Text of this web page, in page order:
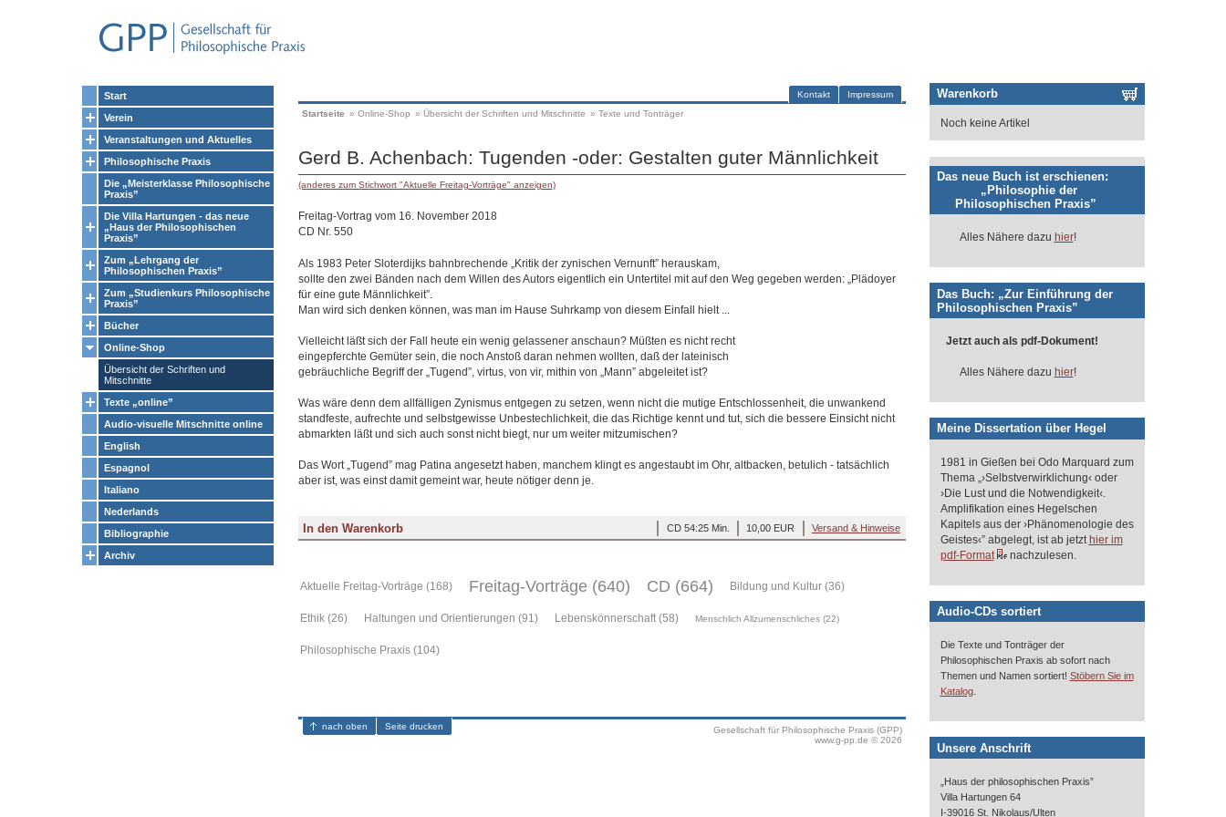
Start
Verein
Veranstaltungen und Aktuelles
Philosophische Praxis
Die „Meisterklasse Philosophische
Praxis”
Die Villa Hartungen - das neue
„Haus der Philosophischen
Praxis”
Zum „Lehrgang der
Philosophischen Praxis”
Zum „Studienkurs Philosophische
Praxis”
Bücher
Online-Shop
Übersicht der Schriften und
Mitschnitte
Texte „online”
Audio-visuelle Mitschnitte online
English
Espagnol
Italiano
Nederlands
Bibliographie
Archiv
Impressum
Kontakt
Startseite » Online-Shop » Übersicht der Schriften und Mitschnitte » Texte und Tonträger
Gerd B. Achenbach: Tugenden -oder: Gestalten guter Männlichkeit
(anderes zum Stichwort "Aktuelle Freitag-Vorträge" anzeigen)
Freitag-Vortrag vom 16. November 2018
CD Nr. 550
Als 1983 Peter Sloterdijks bahnbrechende „Kritik der zynischen Vernunft” herauskam,
sollte den zwei Bänden nach dem Willen des Autors eigentlich ein Untertitel mit auf den Weg gegeben werden: „Plädoyer
für eine gute Männlichkeit”.
Man wird sich denken können, was man im Hause Suhrkamp von diesem Einfall hielt ...
Vielleicht läßt sich der Fall heute ein wenig gelassener anschaun? Müßten es nicht recht
eingepferchte Gemüter sein, die noch Anstoß daran nehmen wollten, daß der lateinisch
gebräuchliche Begriff der „Tugend”, virtus, von vir, mithin von „Mann” abgeleitet ist?
Was wäre denn dem allfälligen Zynismus entgegen zu setzen, wenn nicht die mutige Entschlossenheit, die unwankend
standfeste, aufrechte und selbstgewisse Unbestechlichkeit, die das Richtige kennt und tut, sich die bessere Einsicht nicht
abmarkten läßt und sich auch sonst nicht biegt, nur um weiter mitzumischen?
Das Wort „Tugend” mag Patina angesetzt haben, manchem klingt es angestaubt im Ohr, altbacken, betulich - tatsächlich
aber ist, was einst damit gemeint war, heute nötiger denn je.
Versand & Hinweise
10,00 EUR
CD 54:25 Min.
Aktuelle Freitag-Vorträge (168) Freitag-Vorträge (640) CD (664) Bildung und Kultur (36)
Ethik (26) Haltungen und Orientierungen (91) Lebenskönnerschaft (58) Menschlich Allzumenschliches (22)
Philosophische Praxis (104)
Gesellschaft für Philosophische Praxis (GPP)
www.g-pp.de © 2026
nach oben Seite drucken
Warenkorb
Noch keine Artikel
Das neue Buch ist erschienen:
„Philosophie der
Philosophischen Praxis”
Alles Nähere dazu hier!
Das Buch: „Zur Einführung der
Philosophischen Praxis”
Jetzt auch als pdf-Dokument!
Alles Nähere dazu hier!
Meine Dissertation über Hegel
1981 in Gießen bei Odo Marquard zum
Thema „›Selbstverwirklichung‹ oder
›Die Lust und die Notwendigkeit‹.
Amplifikation eines Hegelschen
Kapitels aus der ›Phänomenologie des
Geistes‹” abgelegt, ist ab jetzt hier im
pdf-Format
nachzulesen.
Audio-CDs sortiert
Die Texte und Tonträger der
Philosophischen Praxis ab sofort nach
Themen und Namen sortiert! Stöbern Sie im
Katalog.
Unsere Anschrift
„Haus der philosophischen Praxis”
Villa Hartungen 64
I-39016 St. Nikolaus/Ulten